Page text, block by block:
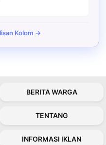
Kolom →
BERITA WARGA
TENTANG
INFORMASI IKLAN